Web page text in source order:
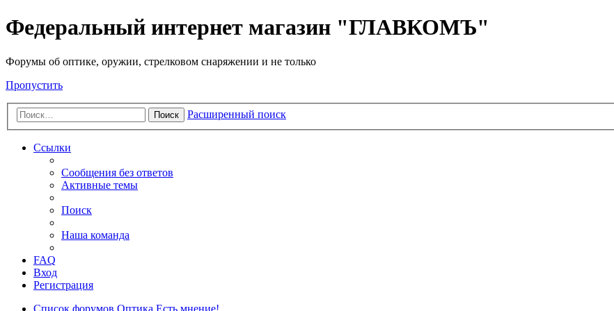
Федеральный интернет магазин "ГЛАВКОМЪ"
Форумы об оптике, оружии, стрелковом снаряжении и не только
Пропустить
Поиск Расширенный поиск
Ссылки
Сообщения без ответов
Активные темы
Поиск
Наша команда
FAQ
Вход
Регистрация